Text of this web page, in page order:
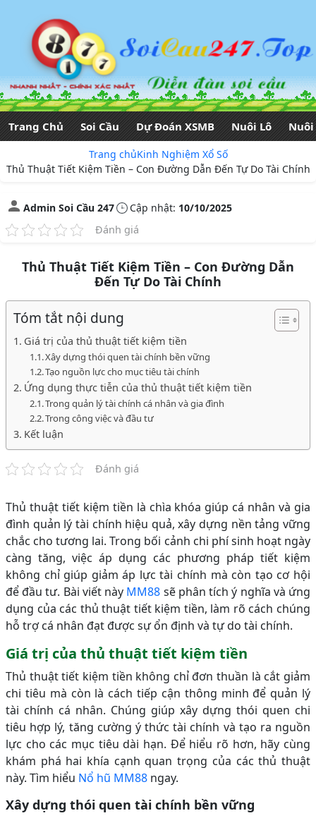
Trang Chủ Soi Cầu Dự Đoán XSMB Nuôi Lô
Trang chủKinh Nghiệm Xổ Số
Thủ Thuật Tiết Kiệm Tiền – Con Đường Dẫn Đến Tự Do Tài Chính
Admin Soi Cầu 247 Cập nhật: 10/10/2025
Đánh giá
Thủ Thuật Tiết Kiệm Tiền – Con Đường Dẫn
Đến Tự Do Tài Chính
Tóm tắt nội dung
Giá trị của thủ thuật tiết kiệm tiền
Xây dựng thói quen tài chính bền vững
Tạo nguồn lực cho mục tiêu tài chính
Ứng dụng thực tiễn của thủ thuật tiết kiệm tiền
Trong quản lý tài chính cá nhân và gia đình
Trong công việc và đầu tư
Kết luận
Đánh giá
Thủ thuật tiết kiệm tiền là chìa khóa giúp cá nhân và gia
đình quản lý tài chính hiệu quả, xây dựng nền tảng vững
chắc cho tương lai. Trong bối cảnh chi phí sinh hoạt ngày
càng tăng, việc áp dụng các phương pháp tiết kiệm
không chỉ giúp giảm áp lực tài chính mà còn tạo cơ hội
để đầu tư. Bài viết này MM88 sẽ phân tích ý nghĩa và ứng
dụng của các thủ thuật tiết kiệm tiền, làm rõ cách chúng
hỗ trợ cá nhân đạt được sự ổn định và tự do tài chính.
Giá trị của thủ thuật tiết kiệm tiền
Thủ thuật tiết kiệm tiền không chỉ đơn thuần là cắt giảm
chi tiêu mà còn là cách tiếp cận thông minh để quản lý
tài chính cá nhân. Chúng giúp xây dựng thói quen chi
tiêu hợp lý, tăng cường ý thức tài chính và tạo ra nguồn
lực cho các mục tiêu dài hạn. Để hiểu rõ hơn, hãy cùng
khám phá hai khía cạnh quan trọng của các thủ thuật
này. Tìm hiểu Nổ hũ MM88 ngay.
Xây dựng thói quen tài chính bền vững